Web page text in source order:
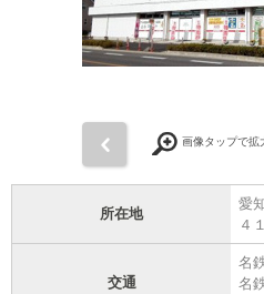
画像タップで拡
所在地
愛
４１
交通
名
名